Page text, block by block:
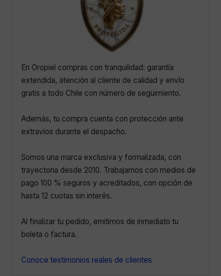
En Oropiel compras con tranquilidad: garantía
extendida, atención al cliente de calidad y envío
gratis a todo Chile con número de seguimiento.
Además, tu compra cuenta con protección ante
extravíos durante el despacho.
Somos una marca exclusiva y formalizada, con
trayectoria desde 2010. Trabajamos con medios de
pago 100 % seguros y acreditados, con opción de
hasta 12 cuotas sin interés.
Al finalizar tu pedido, emitimos de inmediato tu
boleta o factura.
Conoce testimonios reales de clientes